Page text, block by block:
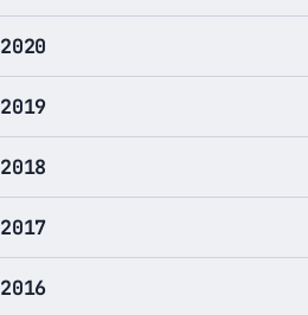
2020
2019
2018
2017
2016